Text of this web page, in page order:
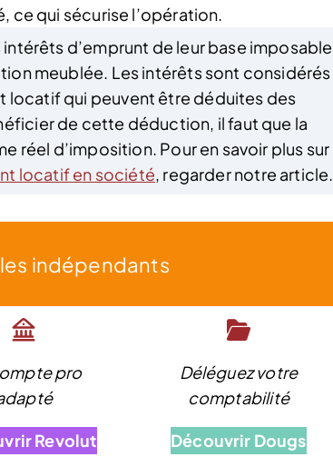
ce qui sécurise l’opération.
d’emprunt de leur base imposable
meublée. Les intérêts sont considérés
locatif qui peuvent être déduites des
de cette déduction, il faut que la
réel d’imposition. Pour en savoir plus sur
locatif en société, regarder notre article.
indépendants
pro
Revolut
Déléguez votre
comptabilité
Découvrir Dougs